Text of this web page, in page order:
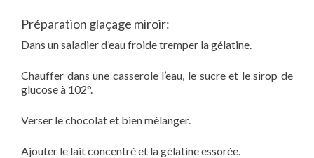
Préparation glaçage miroir:
Dans un saladier d’eau froide tremper la gélatine.
Chauffer dans une casserole l’eau, le sucre et le sirop de
glucose à 102°.
Verser le chocolat et bien mélanger.
Ajouter le lait concentré et la gélatine essorée.